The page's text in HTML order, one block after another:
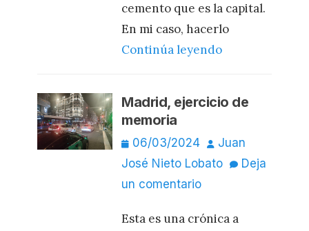
cemento que es la capital.
En mi caso, hacerlo
Continúa leyendo
Madrid, ejercicio de
memoria
Publicado
el
06/03/2024 Autor
Juan
José Nieto Lobato
Deja
un comentario
Esta es una crónica a